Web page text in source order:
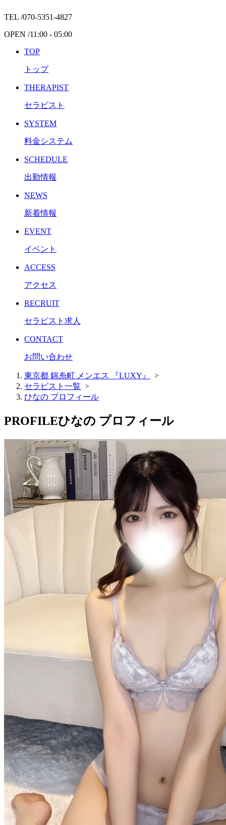
TEL /070-5351-4827
OPEN /11:00 - 05:00
TOP
トップ
THERAPIST
セラピスト
SYSTEM
料金システム
SCHEDULE
出勤情報
NEWS
新着情報
EVENT
イベント
ACCESS
アクセス
RECRUIT
セラピスト求人
CONTACT
お問い合わせ
東京都 錦糸町 メンエス 『LUXY』
>
セラピスト一覧 >
ひなの プロフィール
PROFILEひなの プロフィール